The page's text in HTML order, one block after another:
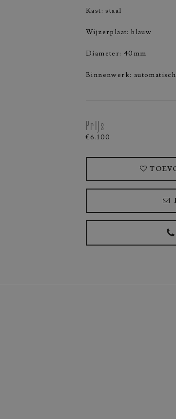
Kast: staal
Wijzerplaat: blauw
Diameter: 40mm
Binnenwerk: automatisch
Prijs
€6.100